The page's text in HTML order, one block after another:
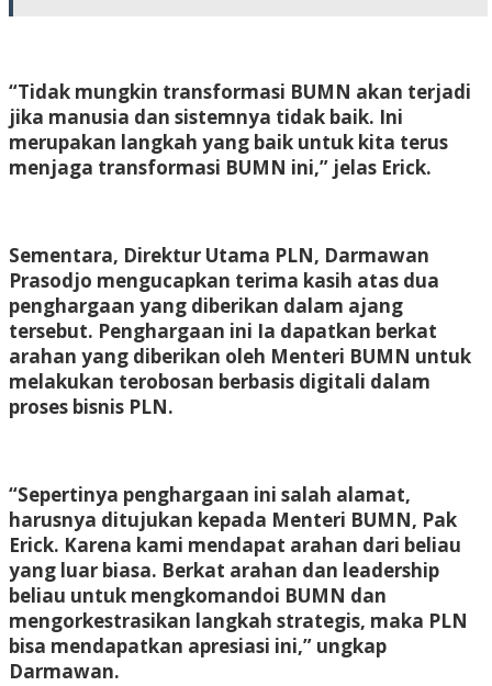
“Tidak mungkin transformasi BUMN akan terjadi
jika manusia dan sistemnya tidak baik. Ini
merupakan langkah yang baik untuk kita terus
menjaga transformasi BUMN ini,” jelas Erick.
Sementara, Direktur Utama PLN, Darmawan
Prasodjo mengucapkan terima kasih atas dua
penghargaan yang diberikan dalam ajang
tersebut. Penghargaan ini Ia dapatkan berkat
arahan yang diberikan oleh Menteri BUMN untuk
melakukan terobosan berbasis digitali dalam
proses bisnis PLN.
“Sepertinya penghargaan ini salah alamat,
harusnya ditujukan kepada Menteri BUMN, Pak
Erick. Karena kami mendapat arahan dari beliau
yang luar biasa. Berkat arahan dan leadership
beliau untuk mengkomandoi BUMN dan
mengorkestrasikan langkah strategis, maka PLN
bisa mendapatkan apresiasi ini,” ungkap
Darmawan.